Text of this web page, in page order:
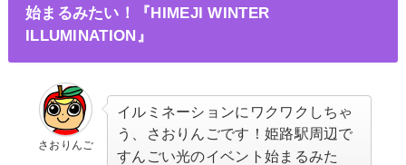
始まるみたい！『HIMEJI WINTER
ILLUMINATION』
さおりんご
イルミネーションにワクワクしちゃ
う、
さおりんごです！姫路駅周辺で
すんごい光のイベント始まるみた